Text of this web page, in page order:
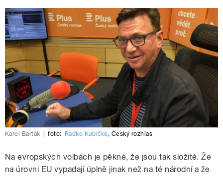
Karel Barták foto: Radko Kubičko, Český rozhlas
Na evropských volbách je pěkné, že jsou tak složité. Že
na úrovni EU vypadají úplně jinak než na té národní a že